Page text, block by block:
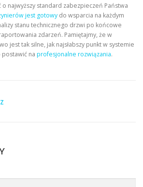
o najwyższy standard zabezpieczeń Państwa
jest gotowy do wsparcia na każdym
stanu technicznego drzwi po końcowe
zdarzeń. Pamiętajmy, że w
jest tak silne, jak najsłabszy punkt w systemie
na profesjonalne rozwiązania.